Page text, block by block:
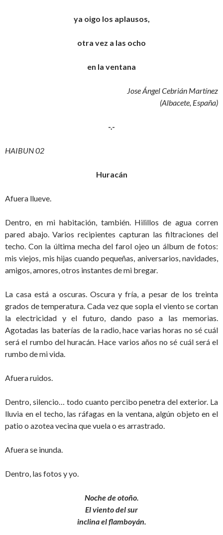
ya oigo los aplausos,
otra vez a las ocho
en la ventana
Jose Ángel Cebrián Martínez
(Albacete, España)
-.-
HAIBUN 02
Huracán
Afuera llueve.
Dentro, en mi habitación, también. Hilillos de agua corren
pared abajo. Varios recipientes capturan las filtraciones del
techo. Con la última mecha del farol ojeo un álbum de fotos:
mis viejos, mis hijas cuando pequeñas, aniversarios, navidades,
amigos, amores, otros instantes de mi bregar.
La casa está a oscuras. Oscura y fría, a pesar de los treinta
grados de temperatura. Cada vez que sopla el viento se cortan
la electricidad y el futuro, dando paso a las memorias.
Agotadas las baterías de la radio, hace varias horas no sé cuál
será el rumbo del huracán. Hace varios años no sé cuál será el
rumbo de mi vida.
Afuera ruidos.
Dentro, silencio… todo cuanto percibo penetra del exterior. La
lluvia en el techo, las ráfagas en la ventana, algún objeto en el
patio o azotea vecina que vuela o es arrastrado.
Afuera se inunda.
Dentro, las fotos y yo.
Noche de otoño.
El viento del sur
inclina el flamboyán.